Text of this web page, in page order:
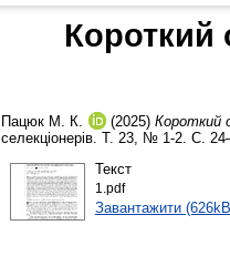
Короткий
Пацюк М. К. (2025) Короткий
селекціонерів. Т. 23, № 1-2. С.
Текст
1.pdf
Завантажити